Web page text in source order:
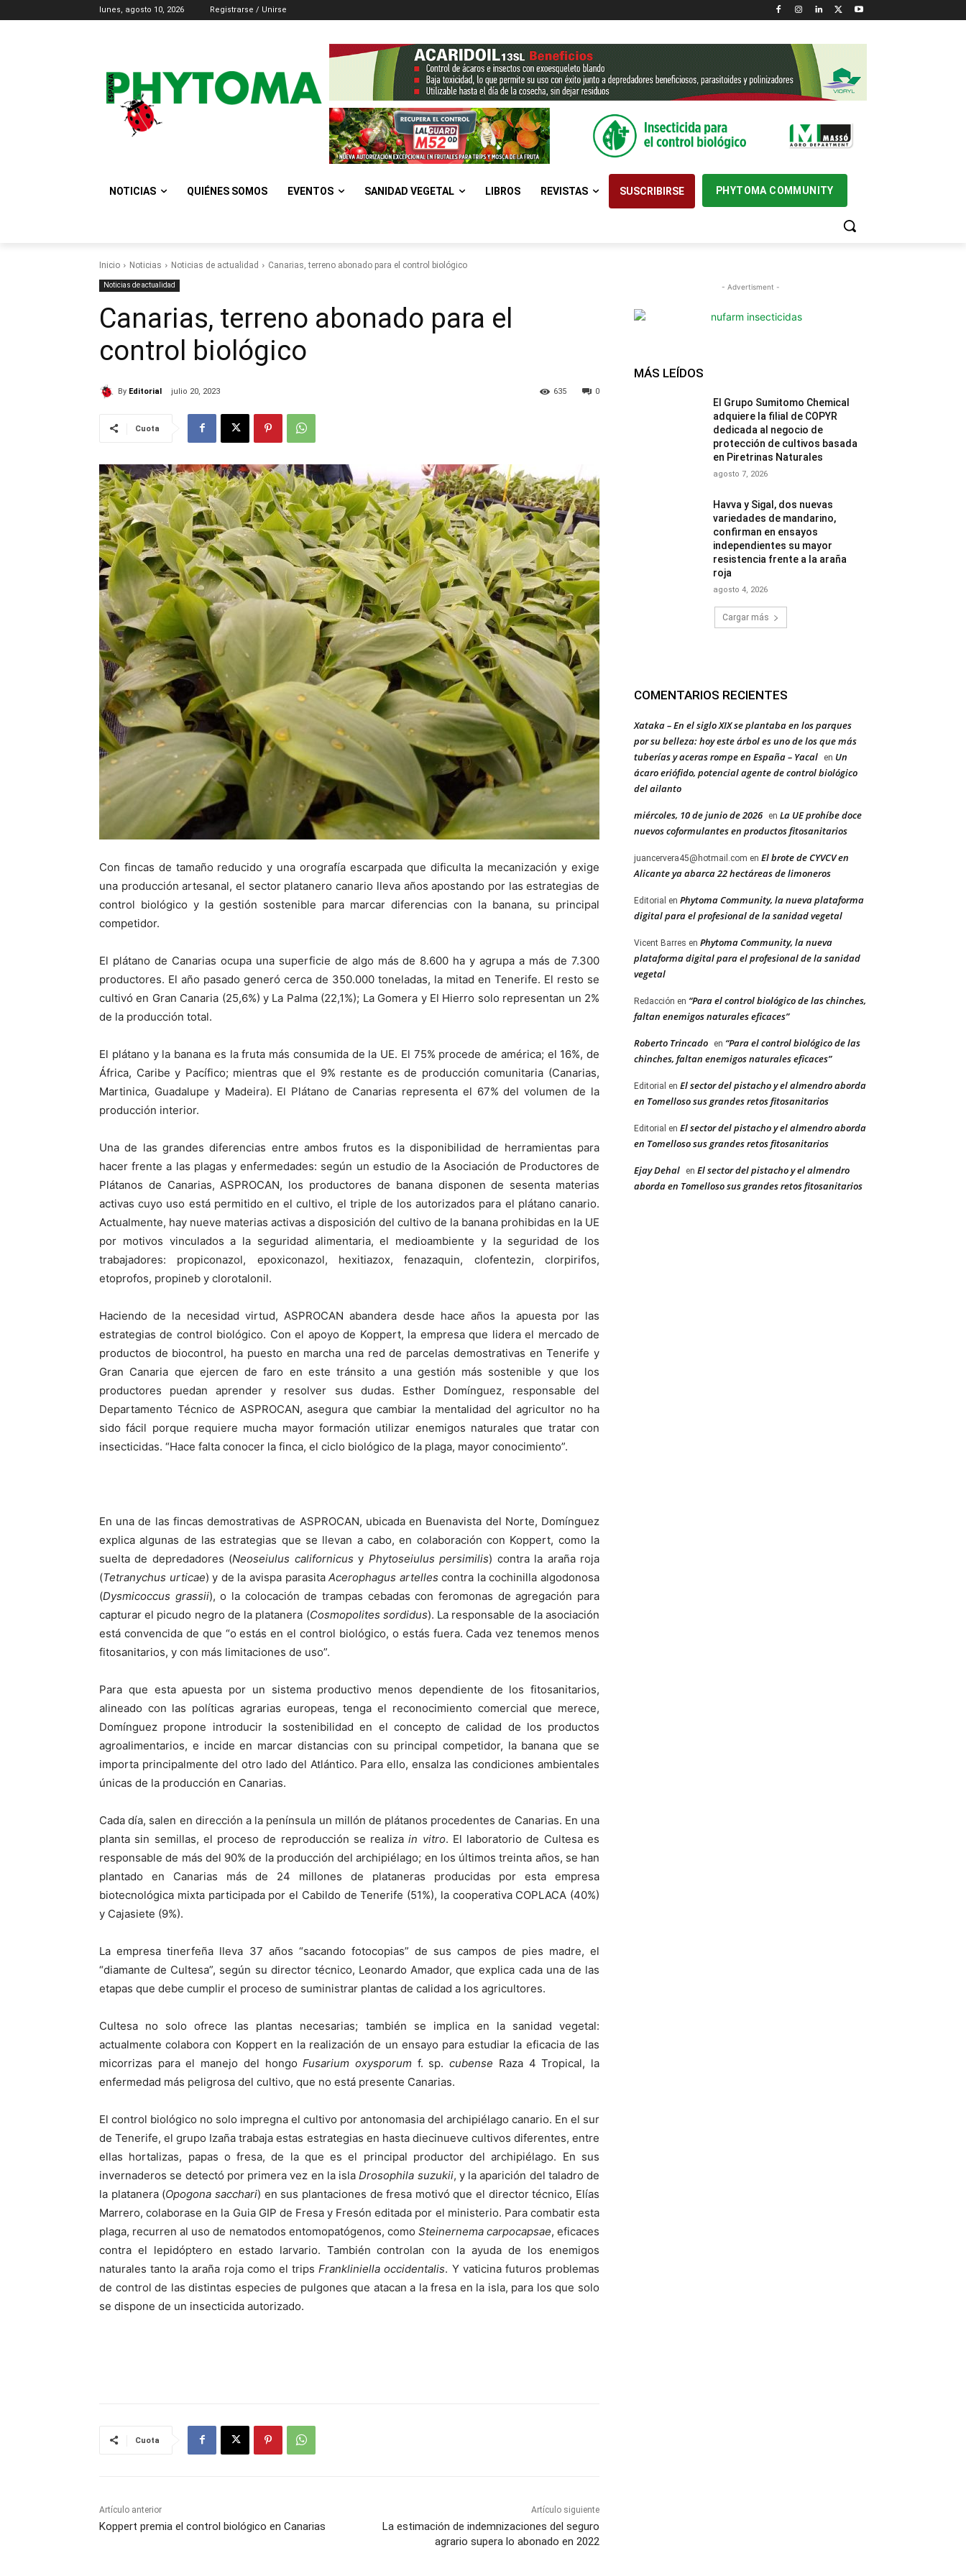
lunes, agosto 10, 2026 Registrarse / Unirse
NOTICIAS QUIÉNES SOMOS EVENTOS SANIDAD VEGETAL LIBROS REVISTAS SUSCRIBIRSE PHYTOMA COMMUNITY
Inicio Noticias Noticias de actualidad Canarias, terreno abonado para el control biológico
Noticias de actualidad
Canarias, terreno abonado para el
control biológico
By Editorial julio 20, 2023 0
635
Cuota
Con fincas de tamaño reducido y una orografía escarpada que dificulta la mecanización y exige
una producción artesanal, el sector platanero canario lleva años apostando por las estrategias de
control biológico y la gestión sostenible para marcar diferencias con la banana, su principal
competidor.
El plátano de Canarias ocupa una superficie de algo más de 8.600 ha y agrupa a más de 7.300
productores. El año pasado generó cerca de 350.000 toneladas, la mitad en Tenerife. El resto se
cultivó en Gran Canaria (25,6%) y La Palma (22,1%); La Gomera y El Hierro solo representan un 2%
de la producción total.
El plátano y la banana es la fruta más consumida de la UE. El 75% procede de américa; el 16%, de
África, Caribe y Pacífico; mientras que el 9% restante es de producción comunitaria (Canarias,
Martinica, Guadalupe y Madeira). El Plátano de Canarias representa el 67% del volumen de la
producción interior.
Una de las grandes diferencias entre ambos frutos es la disponibilidad de herramientas para
hacer frente a las plagas y enfermedades: según un estudio de la Asociación de Productores de
Plátanos de Canarias, ASPROCAN, los productores de banana disponen de sesenta materias
activas cuyo uso está permitido en el cultivo, el triple de los autorizados para el plátano canario.
Actualmente, hay nueve materias activas a disposición del cultivo de la banana prohibidas en la UE
por motivos vinculados a la seguridad alimentaria, el medioambiente y la seguridad de los
trabajadores: propiconazol, epoxiconazol, hexitiazox, fenazaquin, clofentezin, clorpirifos,
etoprofos, propineb y clorotalonil.
Haciendo de la necesidad virtud, ASPROCAN abandera desde hace años la apuesta por las
estrategias de control biológico. Con el apoyo de Koppert, la empresa que lidera el mercado de
productos de biocontrol, ha puesto en marcha una red de parcelas demostrativas en Tenerife y
Gran Canaria que ejercen de faro en este tránsito a una gestión más sostenible y que los
productores puedan aprender y resolver sus dudas. Esther Domínguez, responsable del
Departamento Técnico de ASPROCAN, asegura que cambiar la mentalidad del agricultor no ha
sido fácil porque requiere mucha mayor formación utilizar enemigos naturales que tratar con
insecticidas. “Hace falta conocer la finca, el ciclo biológico de la plaga, mayor conocimiento”.
En una de las fincas demostrativas de ASPROCAN, ubicada en Buenavista del Norte, Domínguez
explica algunas de las estrategias que se llevan a cabo, en colaboración con Koppert, como la
suelta de depredadores (Neoseiulus californicus y Phytoseiulus persimilis) contra la araña roja
(Tetranychus urticae) y de la avispa parasitaAcerophagus artelles contra la cochinilla algodonosa
(Dysmicoccus grassii), o la colocación de trampas cebadas con feromonas de agregación para
capturar el picudo negro de la platanera (Cosmopolites sordidus). La responsable de la asociación
está convencida de que “o estás en el control biológico, o estás fuera. Cada vez tenemos menos
fitosanitarios, y con más limitaciones de uso”.
Para que esta apuesta por un sistema productivo menos dependiente de los fitosanitarios,
alineado con las políticas agrarias europeas, tenga el reconocimiento comercial que merece,
Domínguez propone introducir la sostenibilidad en el concepto de calidad de los productos
agroalimentarios, e incide en marcar distancias con su principal competidor, la banana que se
importa principalmente del otro lado del Atlántico. Para ello, ensalza las condiciones ambientales
únicas de la producción en Canarias.
Cada día, salen en dirección a la península un millón de plátanos procedentes de Canarias. En una
planta sin semillas, el proceso de reproducción se realizain vitro. El laboratorio de Cultesa es
responsable de más del 90% de la producción del archipiélago; en los últimos treinta años, se han
plantado en Canarias más de 24 millones de plataneras producidas por esta empresa
biotecnológica mixta participada por el Cabildo de Tenerife (51%), la cooperativa COPLACA (40%)
y Cajasiete (9%).
La empresa tinerfeña lleva 37 años “sacando fotocopias” de sus campos de pies madre, el
“diamante de Cultesa”, según su director técnico, Leonardo Amador, que explica cada una de las
etapas que debe cumplir el proceso de suministrar plantas de calidad a los agricultores.
Cultesa no solo ofrece las plantas necesarias; también se implica en la sanidad vegetal:
actualmente colabora con Koppert en la realización de un ensayo para estudiar la eficacia de las
micorrizas para el manejo del hongoFusarium oxysporum f. sp.cubense Raza 4 Tropical, la
enfermedad más peligrosa del cultivo, que no está presente Canarias.
El control biológico no solo impregna el cultivo por antonomasia del archipiélago canario. En el sur
de Tenerife, el grupo Izaña trabaja estas estrategias en hasta diecinueve cultivos diferentes, entre
ellas hortalizas, papas o fresa, de la que es el principal productor del archipiélago. En sus
invernaderos se detectó por primera vez en la islaDrosophila suzukii, y la aparición del taladro de
la platanera (Opogona sacchari) en sus plantaciones de fresa motivó que el director técnico, Elías
Marrero, colaborase en la Guia GIP de Fresa y Fresón editada por el ministerio. Para combatir esta
plaga, recurren al uso de nematodos entomopatógenos, como Steinernema carpocapsae, eficaces
contra el lepidóptero en estado larvario. También controlan con la ayuda de los enemigos
naturales tanto la araña roja como el tripsFrankliniella occidentalis. Y vaticina futuros problemas
de control de las distintas especies de pulgones que atacan a la fresa en la isla, para los que solo
se dispone de un insecticida autorizado.
Cuota
Artículo anterior
Koppert premia el control biológico en Canarias
Artículo siguiente
La estimación de indemnizaciones del seguro
agrario supera lo abonado en 2022
- Advertisment -
MÁS LEÍDOS
El Grupo Sumitomo Chemical
adquiere la filial de COPYR
dedicada al negocio de
protección de cultivos basada
en Piretrinas Naturales
agosto 7, 2026
Havva y Sigal, dos nuevas
variedades de mandarino,
confirman en ensayos
independientes su mayor
resistencia frente a la araña
roja
agosto 4, 2026
Cargar más
COMENTARIOS RECIENTES
Xataka – En el siglo XIX se plantaba en los parques
por su belleza: hoy este árbol es uno de los que más
tuberías y aceras rompe en España – Yacal
en Un
ácaro eriófido, potencial agente de control biológico
del ailanto
miércoles, 10 de junio de 2026 en La UE prohíbe doce
nuevos coformulantes en productos fitosanitarios
juancervera45@hotmail.com en El brote de CYVCV en
Alicante ya abarca 22 hectáreas de limoneros
Editorial en Phytoma Community, la nueva plataforma
digital para el profesional de la sanidad vegetal
Vicent Barres en Phytoma Community, la nueva
plataforma digital para el profesional de la sanidad
vegetal
Redacción en “Para el control biológico de las chinches,
faltan enemigos naturales eficaces”
Roberto Trincado en “Para el control biológico de las
chinches, faltan enemigos naturales eficaces”
Editorial en El sector del pistacho y el almendro aborda
en Tomelloso sus grandes retos fitosanitarios
Editorial en El sector del pistacho y el almendro aborda
en Tomelloso sus grandes retos fitosanitarios
Ejay Dehal en El sector del pistacho y el almendro
aborda en Tomelloso sus grandes retos fitosanitarios